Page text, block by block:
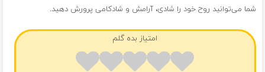
شما می‌توانید روح خود را شادی، آرامش و شادکامی پرورش دهید.
امتیاز بده گلم